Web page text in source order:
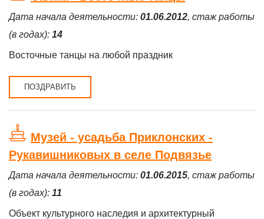
Дата начала деятельности: 01.06.2012, стаж работы
(в годах): 14
Восточные танцы на любой праздник
ПОЗДРАВИТЬ
Музей - усадьба Приклонских -
Рукавишниковых в селе Подвязье
Дата начала деятельности: 01.06.2015, стаж работы
(в годах): 11
Объект культурного наследия и архитектурный